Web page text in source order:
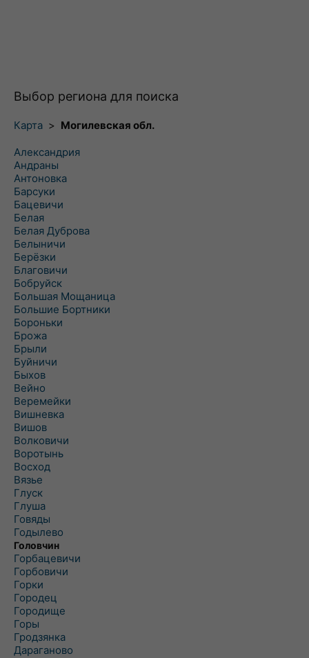
Выбор региона для поиска
Карта > Могилевская обл.
Александрия
Андраны
Антоновка
Барсуки
Бацевичи
Белая
Белая Дуброва
Белыничи
Берёзки
Благовичи
Бобруйск
Большая Мощаница
Большие Бортники
Бороньки
Брожа
Брыли
Буйничи
Быхов
Вейно
Веремейки
Вишневка
Вишов
Волковичи
Воротынь
Восход
Вязье
Глуск
Глуша
Говяды
Годылево
Головчин
Горбацевичи
Горбовичи
Горки
Городец
Городище
Горы
Гродзянка
Дараганово